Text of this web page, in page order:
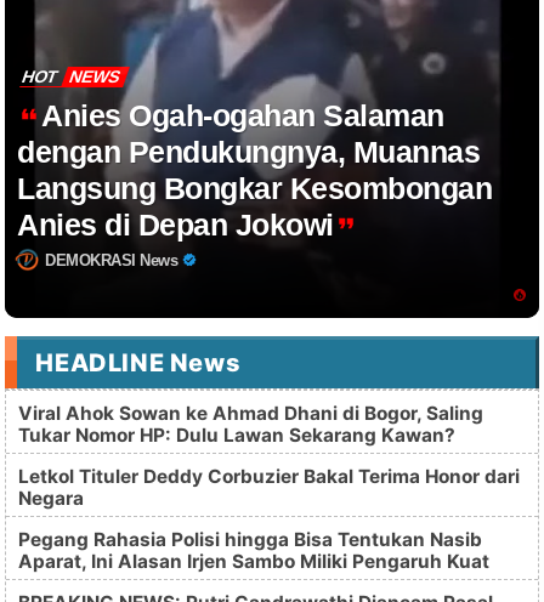
HOT NEWS
Anies Ogah-ogahan Salaman
dengan Pendukungnya, Muannas
Langsung Bongkar Kesombongan
Anies di Depan Jokowi
DEMOKRASI News
HEADLINE News
Viral Ahok Sowan ke Ahmad Dhani di Bogor, Saling
Tukar Nomor HP: Dulu Lawan Sekarang Kawan?
Letkol Tituler Deddy Corbuzier Bakal Terima Honor dari
Negara
Pegang Rahasia Polisi hingga Bisa Tentukan Nasib
Aparat, Ini Alasan Irjen Sambo Miliki Pengaruh Kuat